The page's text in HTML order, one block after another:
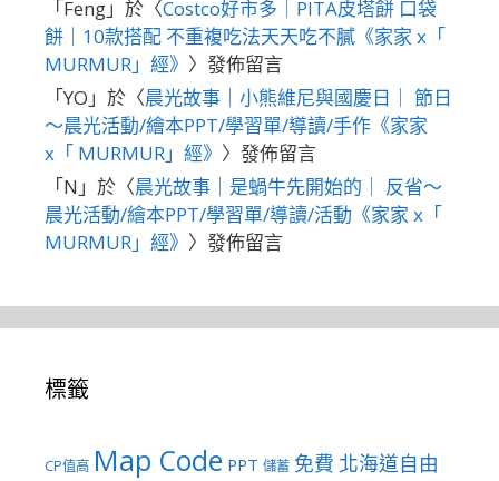
「Feng」於〈Costco好市多｜PITA皮塔餅 口袋
餅｜10款搭配 不重複吃法天天吃不膩《家家 x「
MURMUR」經》 〉發佈留言
「YO 」於〈晨光故事｜小熊維尼與國慶日｜ 節日
～晨光活動/繪本PPT/學習單/導讀/手作《家家
x「 MURMUR」經》 〉發佈留言
「N 」於〈晨光故事｜是蝸牛先開始的｜ 反省～
晨光活動/繪本PPT/學習單/導讀/活動《家家 x「
MURMUR」經》 〉發佈留言
標籤
CP值高 Map Code PPT 儲蓄 免費 北海道自由